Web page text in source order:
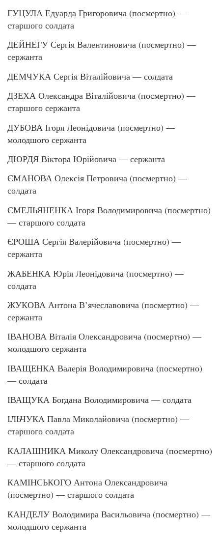
ГУЦУЛА Едуарда Григоровича (посмертно) —
старшого солдата
ДЕЙНЕГУ Сергія Валентиновича (посмертно) —
сержанта
ДЕМЧУКА Сергія Віталійовича — солдата
ДЗЕХА Олександра Віталійовича (посмертно) —
старшого сержанта
ДУБОВА Ігоря Леонідовича (посмертно) —
молодшого сержанта
ДЮРДЯ Віктора Юрійовича — сержанта
ЄМАНОВА Олексія Петровича (посмертно) —
солдата
ЄМЕЛЬЯНЕНКА Ігоря Володимировича (посмертно)
— старшого солдата
ЄРОША Сергія Валерійовича (посмертно) —
сержанта
ЖАБЕНКА Юрія Леонідовича (посмертно) —
солдата
ЖУКОВА Антона В’ячеславовича (посмертно) —
сержанта
ІВАНОВА Віталія Олександровича (посмертно) —
молодшого сержанта
ІВАЩЕНКА Валерія Володимировича (посмертно)
— солдата
ІВАЩУКА Богдана Володимировича — солдата
ІЛЬЧУКА Павла Миколайовича (посмертно) —
старшого солдата
КАЛАШНИКА Миколу Олександровича (посмертно)
— старшого солдата
КАМІНСЬКОГО Антона Олександровича
(посмертно) — старшого солдата
КАНДЕЛУ Володимира Васильовича (посмертно) —
молодшого сержанта